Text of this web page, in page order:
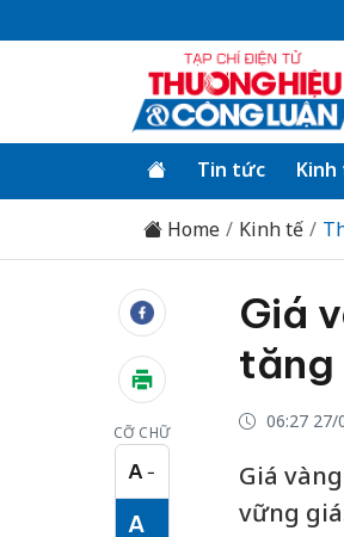
Tin tức Kinh
Home Kinh tế
CỠ CHỮ
A −
Cỡ chữ nhỏ
A
Giá
tăng
06:27 27/
Giá
vững